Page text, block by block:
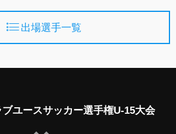
出場選手一覧
ユースサッカー選手権U-15大会